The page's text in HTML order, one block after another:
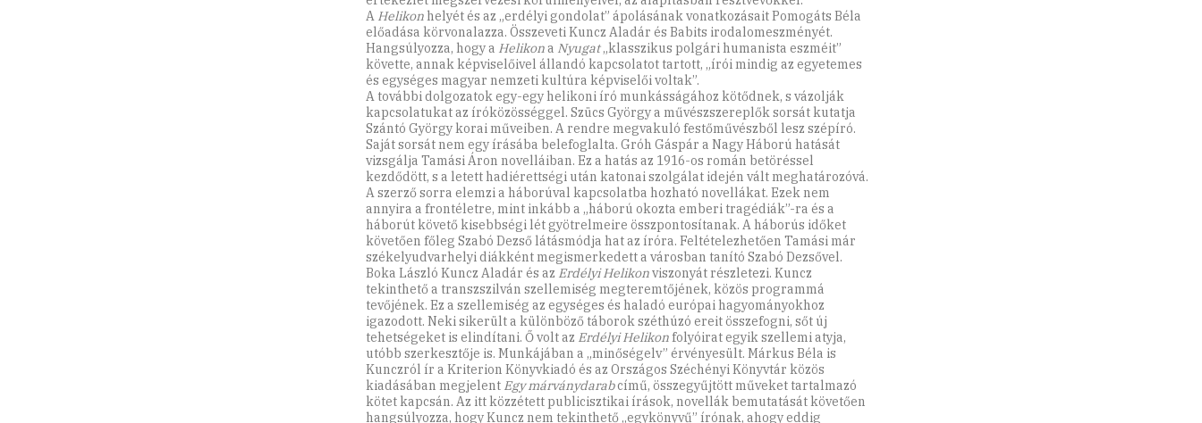
A Helikonhelyét és az „erdélyi gondolat” ápolásának vonatkozásait Pomogáts Béla
előadása körvonalazza. Összeveti Kuncz Aladár és Babits irodalomeszményét.
Hangsúlyozza, hogy a Helikona Nyugat„klasszikus polgári humanista eszméit”
követte, annak képviselőivel állandó kapcsolatot tartott, „írói mindig az egyetemes
és egységes magyar nemzeti kultúra képviselői voltak”.
A további dolgozatok egy-egy helikoni író munkásságához kötődnek, s vázolják
kapcsolatukat az íróközösséggel. Szücs György a művészszereplők sorsát kutatja
Szántó György korai műveiben. A rendre megvakuló festőművészből lesz szépíró.
Saját sorsát nem egy írásába belefoglalta. Gróh Gáspár a Nagy Háború hatását
vizsgálja Tamási Áron novelláiban. Ez a hatás az 1916-os román betöréssel
kezdődött, s a letett hadiérettségi után katonai szolgálat idején vált meghatározóvá.
A szerző sorra elemzi a háborúval kapcsolatba hozható novellákat. Ezek nem
annyira a frontéletre, mint inkább a „háború okozta emberi tragédiák”-ra és a
háborút követő kisebbségi lét gyötrelmeire összpontosítanak. A háborús időket
követően főleg Szabó Dezső látásmódja hat az íróra. Feltételezhetően Tamási már
székelyudvarhelyi diákként megismerkedett a városban tanító Szabó Dezsővel.
Boka László Kuncz Aladár és az Erdélyi Helikonviszonyát részletezi. Kuncz
tekinthető a transzszilván szellemiség megteremtőjének, közös programmá
tevőjének. Ez a szellemiség az egységes és haladó európai hagyományokhoz
igazodott. Neki sikerült a különböző táborok széthúzó ereit összefogni, sőt új
tehetségeket is elindítani. Ő volt az Erdélyi Helikonfolyóirat egyik szellemi atyja,
utóbb szerkesztője is. Munkájában a „minőségelv” érvényesült. Márkus Béla is
Kunczról ír a Kriterion Könyvkiadó és az Országos Széchényi Könyvtár közös
kiadásában megjelent Egy márványdarabcímű, összegyűjtött műveket tartalmazó
kötet kapcsán. Az itt közzétett publicisztikai írások, novellák bemutatását követően
hangsúlyozza, hogy Kuncz nem tekinthető „egykönyvű” írónak, ahogy eddig